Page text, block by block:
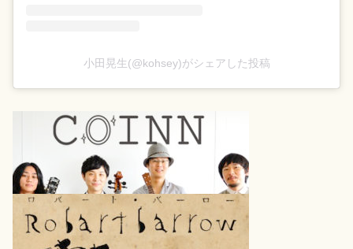
小田晃生(@kohsey)がシェアした投稿